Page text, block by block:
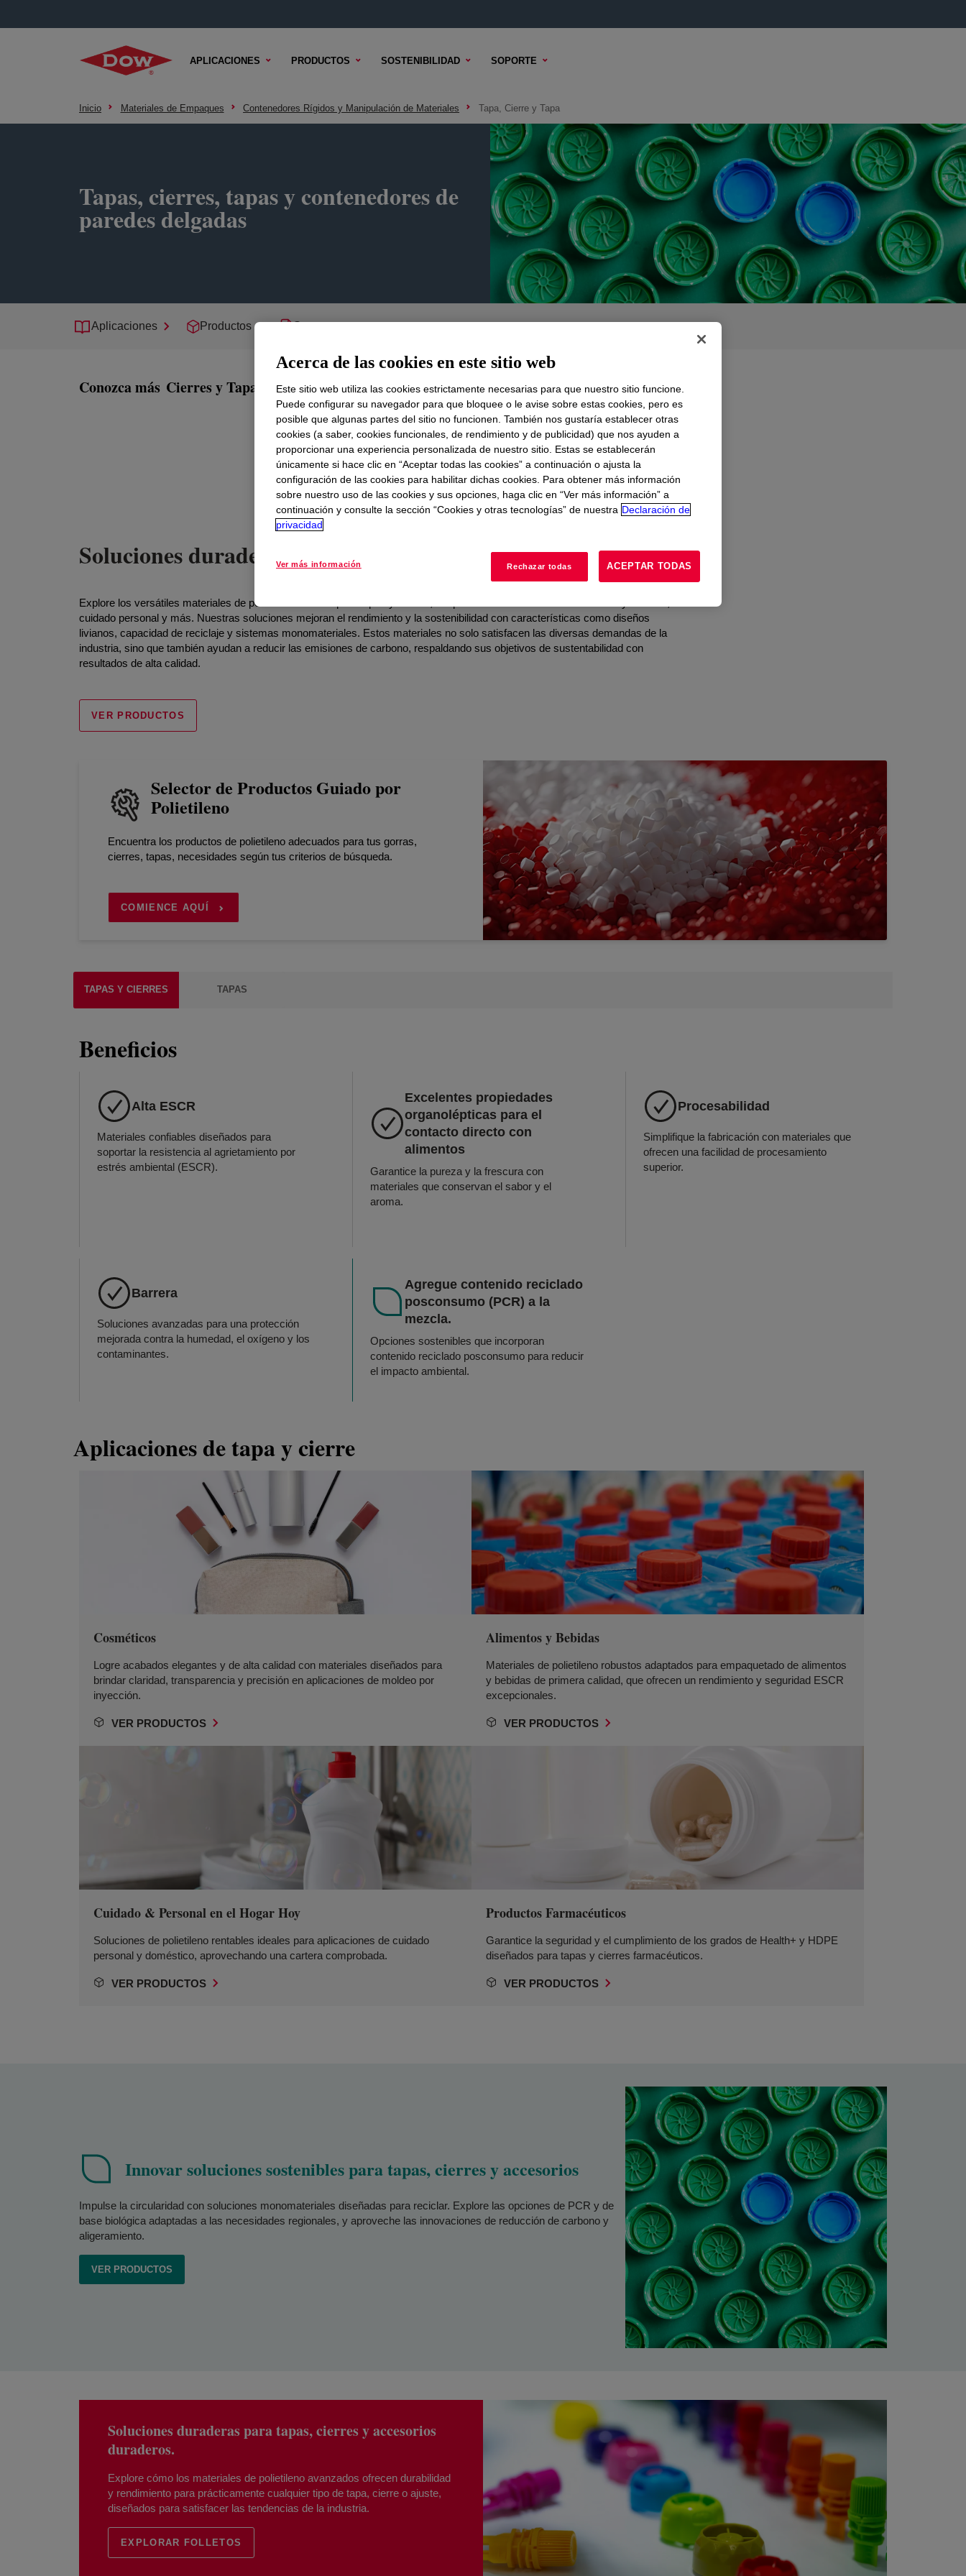
APLICACIONES PRODUCTOS SOSTENIBILIDAD SOPORTE
Inicio Materiales de Empaques Contenedores Rígidos y Manipulación de Materiales Tapa, Cierre y Tapa
Tapas, cierres, tapas y contenedores de
paredes delgadas
Aplicaciones Productos Soporte
Conozca más Cierres y Tapas de Primera Calidad para Empaquetado
Soluciones duraderas y sostenibles para tapas, cierres y tapas
Explore los versátiles materiales de polietileno de Dow para tapas y cierres, adaptados a industrias como alimentos y bebidas,
cuidado personal y más. Nuestras soluciones mejoran el rendimiento y la sostenibilidad con características como diseños
livianos, capacidad de reciclaje y sistemas monomateriales. Estos materiales no solo satisfacen las diversas demandas de la
industria, sino que también ayudan a reducir las emisiones de carbono, respaldando sus objetivos de sustentabilidad con
resultados de alta calidad.
VER PRODUCTOS
Selector de Productos Guiado por
Polietileno
Encuentra los productos de polietileno adecuados para tus gorras,
cierres, tapas, necesidades según tus criterios de búsqueda.
COMIENCE AQUÍ
TAPAS Y CIERRES TAPAS
Beneficios
Alta ESCR
Materiales confiables diseñados para
soportar la resistencia al agrietamiento por
estrés ambiental (ESCR).
Excelentes propiedades
organolépticas para el
contacto directo con
alimentos
Garantice la pureza y la frescura con
materiales que conservan el sabor y el
aroma.
Procesabilidad
Simplifique la fabricación con materiales que
ofrecen una facilidad de procesamiento
superior.
Barrera
Soluciones avanzadas para una protección
mejorada contra la humedad, el oxígeno y los
contaminantes.
Agregue contenido reciclado
posconsumo (PCR) a la
mezcla.
Opciones sostenibles que incorporan
contenido reciclado posconsumo para reducir
el impacto ambiental.
Aplicaciones de tapa y cierre
Cosméticos
Logre acabados elegantes y de alta calidad con materiales diseñados para
brindar claridad, transparencia y precisión en aplicaciones de moldeo por
inyección.
VER PRODUCTOS
Alimentos y Bebidas
Materiales de polietileno robustos adaptados para empaquetado de alimentos
y bebidas de primera calidad, que ofrecen un rendimiento y seguridad ESCR
excepcionales.
VER PRODUCTOS
Cuidado & Personal en el Hogar Hoy
Soluciones de polietileno rentables ideales para aplicaciones de cuidado
personal y doméstico, aprovechando una cartera comprobada.
VER PRODUCTOS
Productos Farmacéuticos
Garantice la seguridad y el cumplimiento de los grados de Health+ y HDPE
diseñados para tapas y cierres farmacéuticos.
VER PRODUCTOS
Innovar soluciones sostenibles para tapas, cierres y accesorios
Impulse la circularidad con soluciones monomateriales diseñadas para reciclar. Explore las opciones de PCR y de
base biológica adaptadas a las necesidades regionales, y aproveche las innovaciones de reducción de carbono y
aligeramiento.
VER PRODUCTOS
Soluciones duraderas para tapas, cierres y accesorios
duraderos.
Explore cómo los materiales de polietileno avanzados ofrecen durabilidad
y rendimiento para prácticamente cualquier tipo de tapa, cierre o ajuste,
diseñados para satisfacer las tendencias de la industria.
EXPLORAR FOLLETOS
Acerca de las cookies en este sitio web
Este sitio web utiliza las cookies estrictamente necesarias para que nuestro sitio funcione.
Puede configurar su navegador para que bloquee o le avise sobre estas cookies, pero es
posible que algunas partes del sitio no funcionen. También nos gustaría establecer otras
cookies (a saber, cookies funcionales, de rendimiento y de publicidad) que nos ayuden a
proporcionar una experiencia personalizada de nuestro sitio. Estas se establecerán
únicamente si hace clic en “Aceptar todas las cookies” a continuación o ajusta la
configuración de las cookies para habilitar dichas cookies. Para obtener más información
sobre nuestro uso de las cookies y sus opciones, haga clic en “Ver más información” a
continuación y consulte la sección “Cookies y otras tecnologías” de nuestra Declaración de
privacidad
Ver más información Rechazar todas ACEPTAR TODAS